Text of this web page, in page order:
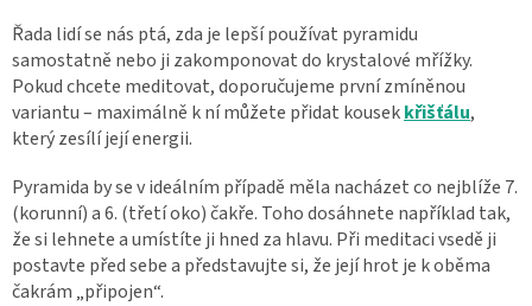
Řada lidí se nás ptá, zda je lepší používat pyramidu
samostatně nebo ji zakomponovat do krystalové mřížky.
Pokud chcete meditovat, doporučujeme první zmíněnou
variantu – maximálně k ní můžete přidat kousekkřišťálu,
který zesílí její energii.
Pyramida by se v ideálním případě měla nacházet co nejblíže 7.
(korunní) a 6. (třetí oko) čakře. Toho dosáhnete například tak,
že si lehnete a umístíte ji hned za hlavu. Při meditaci vsedě ji
postavte před sebe a představujte si, že její hrot je k oběma
čakrám „připojen“.